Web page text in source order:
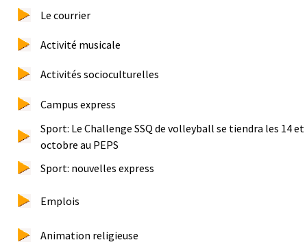
Le courrier
Activité musicale
Activités socioculturelles
Campus express
Sport: Le Challenge SSQ de volleyball se tiendra les 14 et
octobre au PEPS
Sport: nouvelles express
Emplois
Animation religieuse